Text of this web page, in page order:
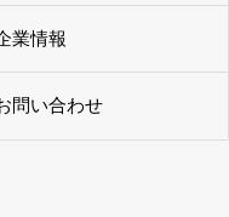
業情報
問い合わせ